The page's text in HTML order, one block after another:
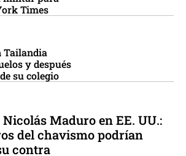
Times
Tailandia
y después
su colegio
Maduro en EE. UU.:
del chavismo podrían
contra